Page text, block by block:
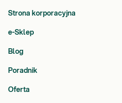
Strona korporacyjna
e-Sklep
Blog
Poradnik
Oferta